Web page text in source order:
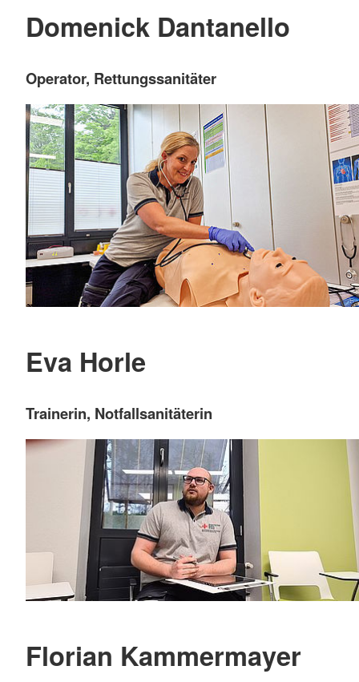
Domenick Dantanello
Operator, Rettungssanitäter
Eva Horle
Trainerin, Notfallsanitäterin
Florian Kammermayer